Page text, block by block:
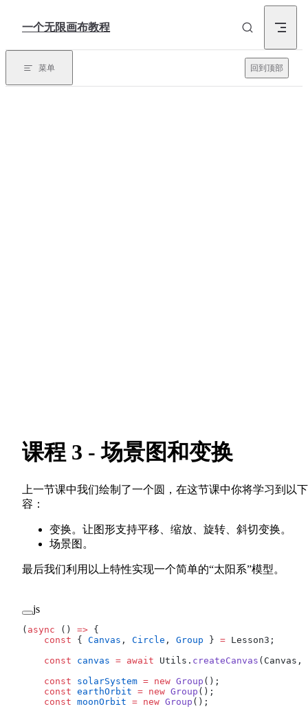
一个无限画布教程
菜单 回到顶部
课程 3 - 场景图和变换
上一节课中我们绘制了一个圆，在这节课中你将学习到以
容：
变换。让图形支持平移、缩放、旋转、斜切变换。
场景图。
最后我们利用以上特性实现一个简单的“太阳系”模型。
js
( async () => {
    const
{ Canvas , Circle , Group } = Lesson3;
    const
canvas = await Utils. createCanvas (Canvas,
    const
solarSystem = new Group ();
    const
earthOrbit = new Group ();
    const
moonOrbit = new Group ();